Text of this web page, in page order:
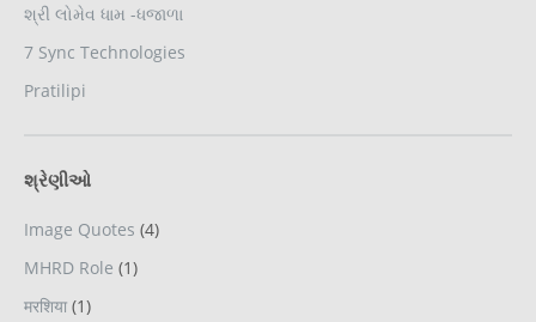
શ્રી લોમેવ ધામ -ધજાળા
7 Sync Technologies
Pratilipi
શ્રેણીઓ
Image Quotes (4)
MHRD Role (1)
मरशिया (1)